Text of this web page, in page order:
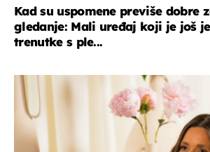
Kad su uspomene previše dobre
gledanje: Mali uređaj koji je još
trenutke s ple...
moda & ljepota